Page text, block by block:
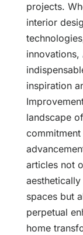
projects.
interior
inspiration
landscape
articles not
spaces but
perpetual
home